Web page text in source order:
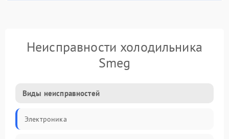
Неисправности холодильника
Smeg
Виды неисправностей
Электроника